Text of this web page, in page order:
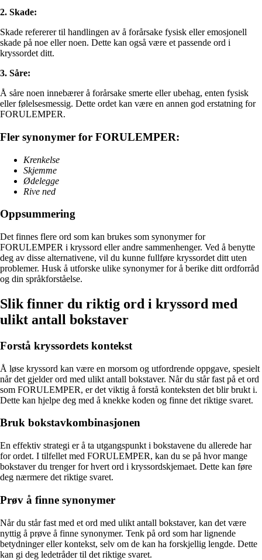
2. Skade:
Skade refererer til handlingen av å forårsake fysisk eller emosjonell
skade på noe eller noen. Dette kan også være et passende ord i
kryssordet ditt.
3. Såre:
Å såre noen innebærer å forårsake smerte eller ubehag, enten fysisk
eller følelsesmessig. Dette ordet kan være en annen god erstatning for
FORULEMPER.
Fler synonymer for FORULEMPER:
Krenkelse
Skjemme
Ødelegge
Rive ned
Oppsummering
Det finnes flere ord som kan brukes som synonymer for
FORULEMPER i kryssord eller andre sammenhenger. Ved å benytte
deg av disse alternativene, vil du kunne fullføre kryssordet ditt uten
problemer. Husk å utforske ulike synonymer for å berike ditt ordforråd
og din språkforståelse.
Slik finner du riktig ord i kryssord med
ulikt antall bokstaver
Forstå kryssordets kontekst
Å løse kryssord kan være en morsom og utfordrende oppgave, spesielt
når det gjelder ord med ulikt antall bokstaver. Når du står fast på et ord
som FORULEMPER, er det viktig å forstå konteksten det blir brukt i.
Dette kan hjelpe deg med å knekke koden og finne det riktige svaret.
Bruk bokstavkombinasjonen
En effektiv strategi er å ta utgangspunkt i bokstavene du allerede har
for ordet. I tilfellet med FORULEMPER, kan du se på hvor mange
bokstaver du trenger for hvert ord i kryssordskjemaet. Dette kan føre
deg nærmere det riktige svaret.
Prøv å finne synonymer
Når du står fast med et ord med ulikt antall bokstaver, kan det være
nyttig å prøve å finne synonymer. Tenk på ord som har lignende
betydninger eller kontekst, selv om de kan ha forskjellig lengde. Dette
kan gi deg ledetråder til det riktige svaret.